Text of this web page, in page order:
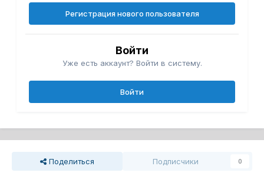
Регистрация нового пользователя
Войти
Уже есть аккаунт? Войти в систему.
Войти
Поделиться Подписчики 0